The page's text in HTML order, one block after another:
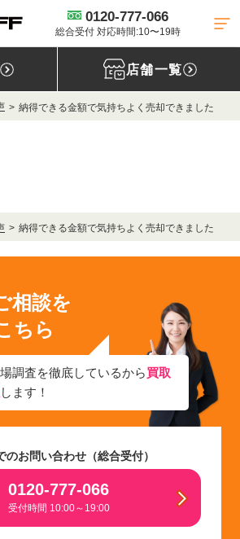
0120-777-066
総合受付 対応時間:10〜19時
店舗一覧
納得できる金額で気持ちよく売却できました
納得できる金額で気持ちよく売却できました
相談を
ちら
調査を徹底しているから買取
します！
のお問い合わせ（総合受付）
0120-777-066
受付時間 10:00～19:00